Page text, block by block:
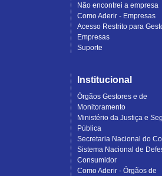
Não encontrei a empresa
Como Aderir - Empresas
Acesso Restrito para
Empresas
Suporte
Institucional
Órgãos Gestores e de
Monitoramento
Ministério da Justiça e
Pública
Secretaria Nacional do
Sistema Nacional de
Consumidor
Como Aderir - Órgãos de